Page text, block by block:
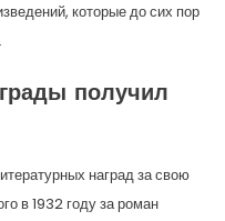
которые до сих пор
получил
наград за свою
в 1932 году за роман